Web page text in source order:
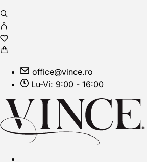
office@vince.ro
Lu-Vi: 9:00 - 16:00